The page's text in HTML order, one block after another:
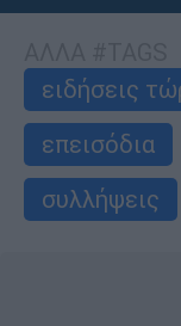
ειδήσεις
επεισόδια
συλλήψεις